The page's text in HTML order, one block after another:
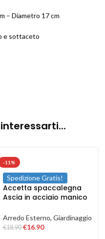
– Diametro 17 cm
e sottaceto
-11%
Spedizione Gratis!
Accetta spaccalegna
Ascia in acciaio manico
600 1500 gr
Arredo Esterno, Giardinaggio
€18.90 €16.90